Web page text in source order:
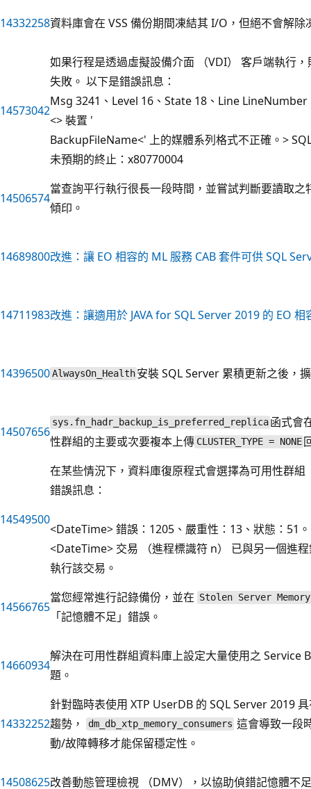
14332258資料庫會在 VSS 備份期間凍結其 I/O，但絕不會解
14573042
如果行程是透過虛擬設備介面 （VDI） 客戶端執行
失敗。 以下是錯誤訊息：
Msg 3241、Level 16、State 18、Line LineNumber
<> 裝置 '
BackupFileName<' 上的媒體系列格式不正確。>
未預期的終止：x80770004
14506574
當查詢平行執行很長一段時間，並嘗試判斷要讀取
傾印。
14689800改進：讓 EO 相容的 ML 服務 CAB 套件可供 SQL
14711983改進：讓適用於 JAVA for SQL Server 2019 的 EO
14396500AlwaysOn_Health 安裝 SQL Server 累積更新之後，
14507656
sys.fn_hadr_backup_is_preferred_replica 函式會
性群組的主要或次要複本上傳 CLUSTER_TYPE = NONE
14549500
在某些情況下，資料庫復原程式會選擇為可用性群
錯誤訊息：
<DateTime> 錯誤：1205、嚴重性：13、狀態：51。
<DateTime> 交易 （進程標識符 n） 已與另一個進
執行該交易。
14566765
當您經常進行記錄備份，並在 Stolen Server Memory
「記憶體不足」錯誤。
14660934
解決在可用性群組資料庫上設定大量使用之 Service
題。
14332252
針對臨時表使用 XTP UserDB 的 SQL Server 2019
趨勢，
dm_db_xtp_memory_consumers 這會導致一段
動/故障轉移才能保留穩定性。
14508625改善動態管理檢視 （DMV），以協助偵錯記憶體不